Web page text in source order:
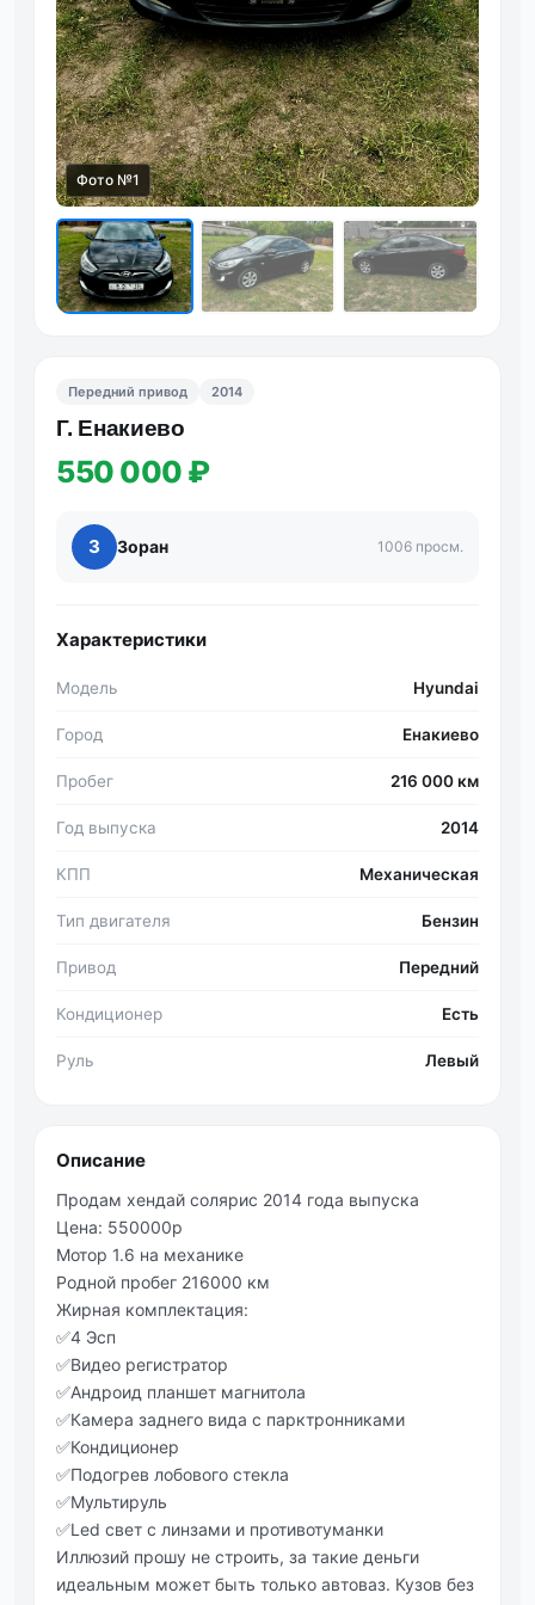
Фото №1
Передний привод 2014
Г. Енакиево
550 000 ₽
З Зоран 1006 просм.
Характеристики
Модель Hyundai
Город Енакиево
Пробег 216 000 км
Год выпуска 2014
КПП Механическая
Тип двигателя Бензин
Привод Передний
Кондиционер Есть
Руль Левый
Описание
Продам хендай солярис 2014 года выпуска
Цена: 550000р
Мотор 1.6 на механике
Родной пробег 216000 км
Жирная комплектация:
✅4 Эсп
✅Видео регистратор
✅Андроид планшет магнитола
✅Камера заднего вида с парктронниками
✅Кондиционер
✅Подогрев лобового стекла
✅Мультируль
✅Led свет с линзами и противотуманки
Иллюзий прошу не строить, за такие деньги
идеальным может быть только автоваз. Кузов без